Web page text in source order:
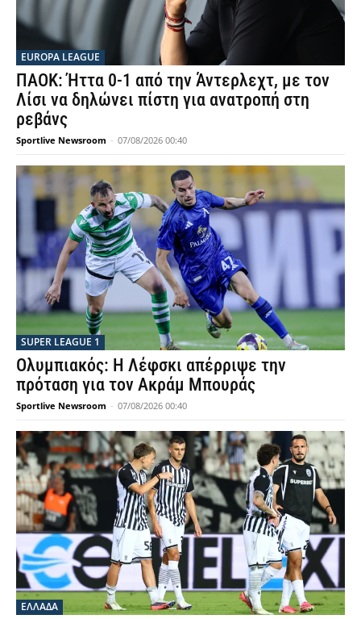
EUROPA LEAGUE
ΠΑΟΚ: Ήττα 0-1 από την Άντερλεχτ, με τον
Λίσι να δηλώνει πίστη για ανατροπή στη
ρεβάνς
Sportlive Newsroom - 07/08/2026 00:40
SUPER LEAGUE 1
Ολυμπιακός: Η Λέφσκι απέρριψε την
πρόταση για τον Ακράμ Μπουράς
Sportlive Newsroom - 07/08/2026 00:40
ΕΛΛΑΔΑ